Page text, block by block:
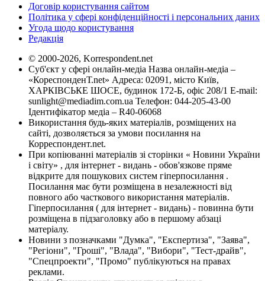
Договір користування сайтом
Політика у сфері конфіденційності і персональних даних
Угода щодо користування
Редакція
© 2000-2026, Korrespondent.net
Суб'єкт у сфері онлайн-медіа Назва онлайн-медіа –
«КореспонденТ.net» Адреса: 02091, місто Київ,
ХАРКІВСЬКЕ ШОСЕ, будинок 172-Б, офіс 208/1 E-mail:
sunlight@mediadim.com.ua Телефон: 044-205-43-00
Ідентифікатор медіа – R40-06068
Використання будь-яких матеріалів, розміщених на
сайті, дозволяється за умови посилання на
Корреспондент.net.
При копіюванні матеріалів зі сторінки « Новини України
і світу» , для інтернет - видань - обов'язкове пряме
відкрите для пошукових систем гіперпосилання .
Посилання має бути розміщена в незалежності від
повного або часткового використання матеріалів.
Гіперпосилання ( для інтернет - видань) - повинна бути
розміщена в підзаголовку або в першому абзаці
матеріалу.
Новини з позначками "Думка", "Експертиза", "Заява",
"Регіони", "Гроші", "Влада", "Вибори", "Тест-драйв",
"Спецпроекти", "Промо" публікуються на правах
реклами.